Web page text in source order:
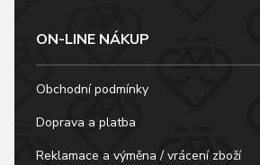
ON-LINE NÁKUP
Obchodní podmínky
Doprava a platba
Reklamace a výměna / vrácení zboží